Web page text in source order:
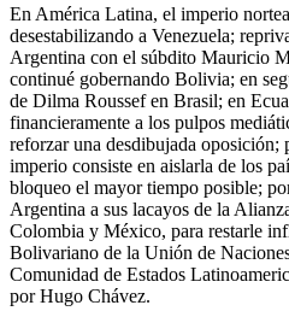
En América Latina, el imperio
desestabilizando a Venezuela;
Argentina con el súbdito Mauricio
continué gobernando Bolivia; en
de Dilma Roussef en Brasil; en
financieramente a los pulpos
reforzar una desdibujada oposición;
imperio consiste en aislarla de los
bloqueo el mayor tiempo posible;
Argentina a sus lacayos de la
Colombia y México, para restarle
Bolivariano de la Unión de
Comunidad de Estados
por Hugo Chávez.